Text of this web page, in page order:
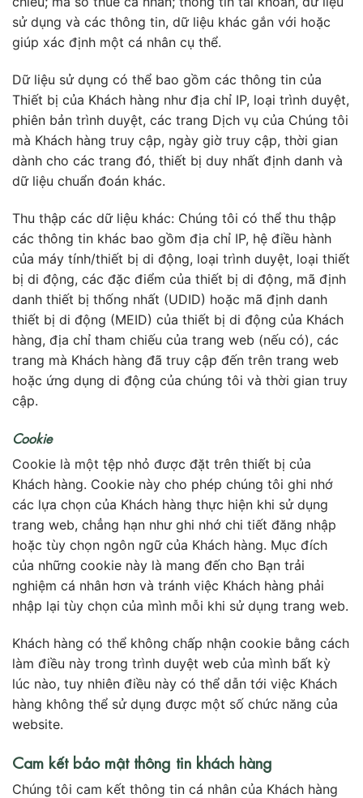
sử dụng và các thông tin, dữ liệu khác gắn với hoặc
giúp xác định một cá nhân cụ thể.
Dữ liệu sử dụng có thể bao gồm các thông tin của
Thiết bị của Khách hàng như địa chỉ IP, loại trình duyệt,
phiên bản trình duyệt, các trang Dịch vụ của Chúng tôi
mà Khách hàng truy cập, ngày giờ truy cập, thời gian
dành cho các trang đó, thiết bị duy nhất định danh và
dữ liệu chuẩn đoán khác.
Thu thập các dữ liệu khác: Chúng tôi có thể thu thập
các thông tin khác bao gồm địa chỉ IP, hệ điều hành
của máy tính/thiết bị di động, loại trình duyệt, loại thiết
bị di động, các đặc điểm của thiết bị di động, mã định
danh thiết bị thống nhất (UDID) hoặc mã định danh
thiết bị di động (MEID) của thiết bị di động của Khách
hàng, địa chỉ tham chiếu của trang web (nếu có), các
trang mà Khách hàng đã truy cập đến trên trang web
hoặc ứng dụng di động của chúng tôi và thời gian truy
cập.
Cookie
Cookie là một tệp nhỏ được đặt trên thiết bị của
Khách hàng. Cookie này cho phép chúng tôi ghi nhớ
các lựa chọn của Khách hàng thực hiện khi sử dụng
trang web, chẳng hạn như ghi nhớ chi tiết đăng nhập
hoặc tùy chọn ngôn ngữ của Khách hàng. Mục đích
của những cookie này là mang đến cho Bạn trải
nghiệm cá nhân hơn và tránh việc Khách hàng phải
nhập lại tùy chọn của mình mỗi khi sử dụng trang web.
Khách hàng có thể không chấp nhận cookie bằng cách
làm điều này trong trình duyệt web của mình bất kỳ
lúc nào, tuy nhiên điều này có thể dẫn tới việc Khách
hàng không thể sử dụng được một số chức năng của
website.
Cam kết bảo mật thông tin khách hàng
Chúng tôi cam kết thông tin cá nhân của Khách hàng